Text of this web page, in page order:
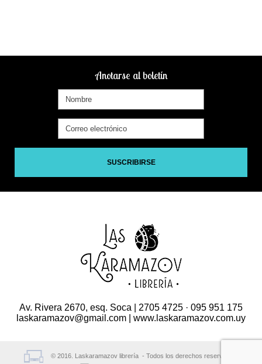
Anotarse al boletín
SUSCRIBIRSE
Av. Rivera 2670, esq. Soca | 2705 4725 · 095 951 175
laskaramazov@gmail.com | www.laskaramazov.com.uy
© 2016. Laskaramazov librería - Todos los derechos reservados.